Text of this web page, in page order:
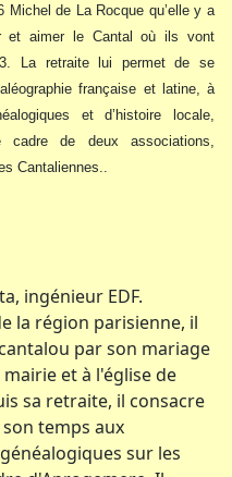
Michel de La Rocque qu’elle y a
et aimer le Cantal où ils vont
La retraite lui permet de se
française et latine, à
et d’histoire locale,
de deux associations,
Cantaliennes..
ingénieur EDF.
la région parisienne, il
par son mariage
mairie et à l'église de
sa retraite, il consacre
temps aux
sur les